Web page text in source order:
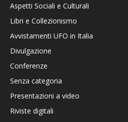
Aspetti Sociali e Culturali
Libri e Collezionismo
Avvistamenti UFO in Italia
Divulgazione
Conferenze
Senza categoria
Presentazioni a video
Riviste digitali